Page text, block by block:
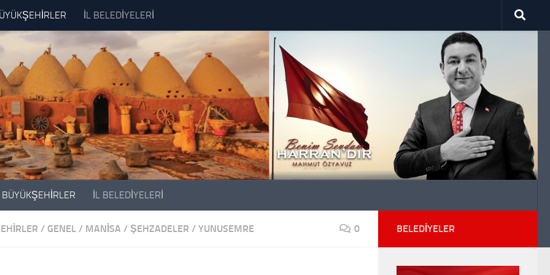
İL BELEDİYELERİ
BÜYÜKŞEHİRLER İL BELEDİYELERİ
/ GENEL / MANISA / ŞEHZADELER / YUNUSEMRE 0 BELEDIYELER